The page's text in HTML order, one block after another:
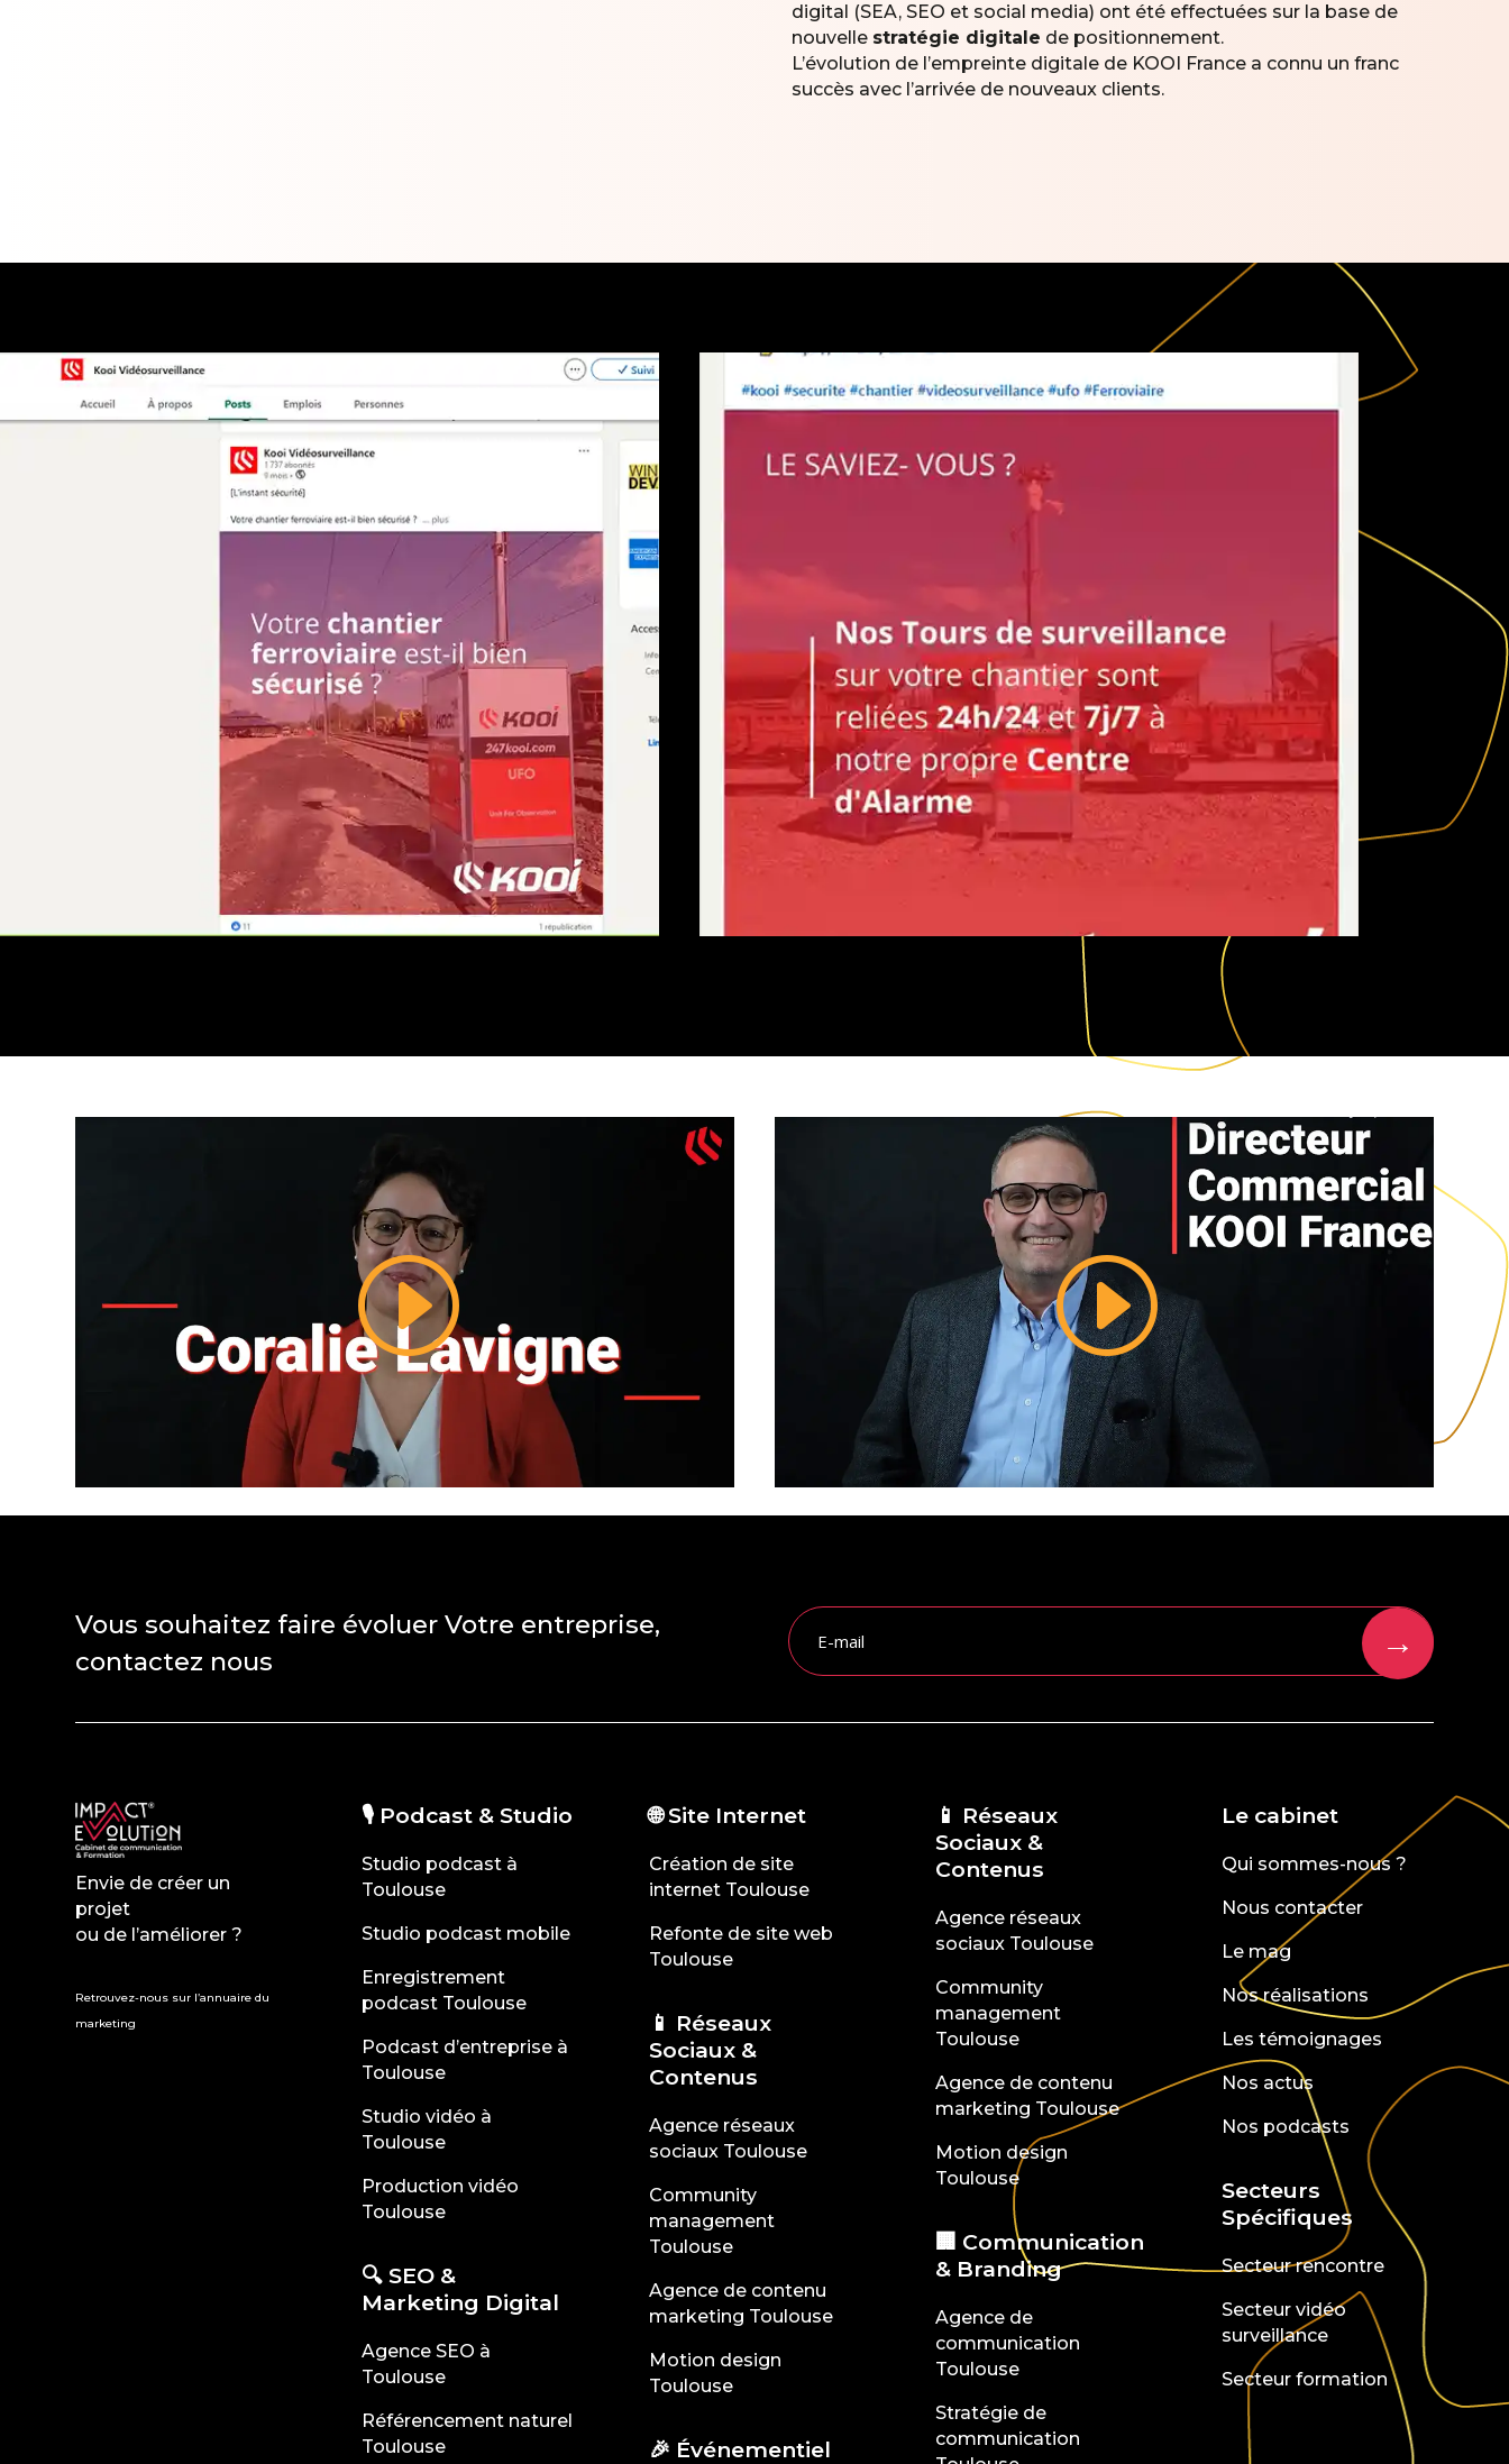
digital (SEA, SEO et social media) ont été effectuées sur la base de
nouvelle stratégie digitale de positionnement.
L’évolution de l’empreinte digitale de KOOI France a connu un franc
succès avec l’arrivée de nouveaux clients.
Vous souhaitez faire évoluer Votre entreprise,
contactez nous
→
Envie de créer un
projet
ou de l’améliorer ?
Retrouvez-nous sur l’annuaire du
marketing
🎙️ Podcast & Studio
Studio podcast à
Toulouse
Studio podcast mobile
Enregistrement
podcast Toulouse
Podcast d’entreprise à
Toulouse
Studio vidéo à
Toulouse
Production vidéo
Toulouse
🔍 SEO &
Marketing Digital
Agence SEO à
Toulouse
Référencement naturel
Toulouse
🌐 Site Internet
Création de site
internet Toulouse
Refonte de site web
Toulouse
📱 Réseaux
Sociaux &
Contenus
Agence réseaux
sociaux Toulouse
Community
management
Toulouse
Agence de contenu
marketing Toulouse
Motion design
Toulouse
🎉 Événementiel
📱 Réseaux
Sociaux &
Contenus
Agence réseaux
sociaux Toulouse
Community
management
Toulouse
Agence de contenu
marketing Toulouse
Motion design
Toulouse
🏢 Communication
& Branding
Agence de
communication
Toulouse
Stratégie de
communication
Le cabinet
Qui sommes-nous ?
Nous contacter
Le mag
Nos réalisations
Les témoignages
Nos actus
Nos podcasts
Secteurs
Spécifiques
Secteur rencontre
Secteur vidéo
surveillance
Secteur formation